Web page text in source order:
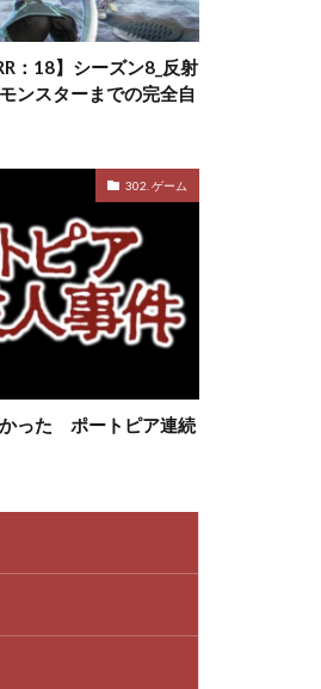
：18】シーズン8_反射
スターまでの完全自
302. ゲーム
かった ポートピア連続